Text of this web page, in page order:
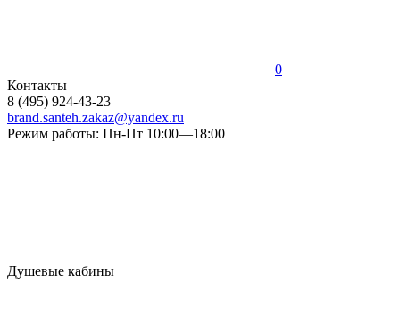
0
Контакты
8 (495) 924-43-23
brand.santeh.zakaz@yandex.ru
Режим работы: Пн-Пт 10:00—18:00
Душевые кабины